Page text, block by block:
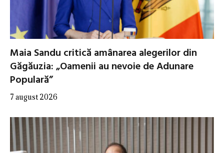
Maia Sandu critică amânarea alegerilor din
Găgăuzia: „Oamenii au nevoie de Adunare
Populară”
7 august 2026